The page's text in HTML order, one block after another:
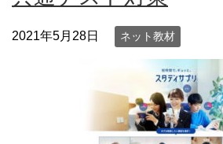
2021年5月28日 ネット教材